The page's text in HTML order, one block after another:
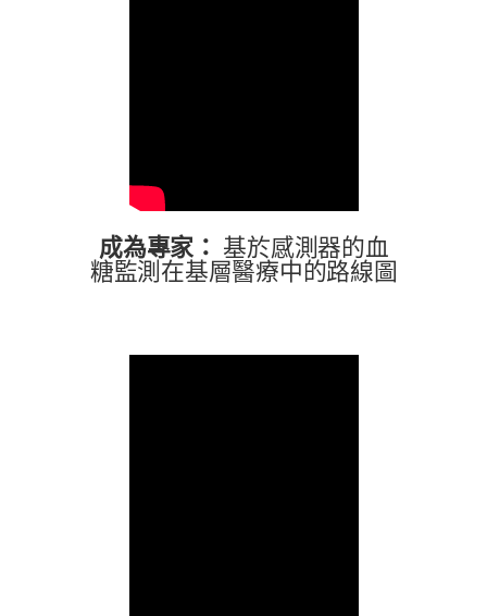
成為專家： 基於感測器的血
糖監測在基層醫療中的路線圖